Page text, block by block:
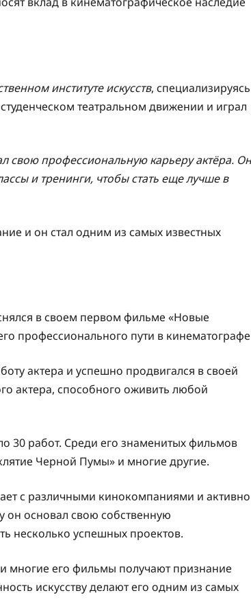
институте искусств, специализируясь
театральном движении и играл
свою профессиональную карьеру актёра. Он
и тренинги, чтобы стать еще лучше в
и он стал одним из самых известных
в своем первом фильме «Новые
профессионального пути в
актера и успешно продвигался в своей
актера, способного оживить любой
30 работ. Среди его знаменитых фильмов
Черной Пумы» и многие другие.
с различными кинокомпаниями и активно
он основал свою собственную
несколько успешных проектов.
многие его фильмы получают признание
искусству делают его одним из самых